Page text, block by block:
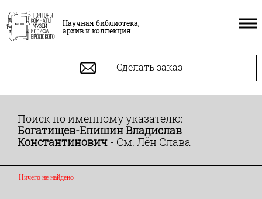
Научная библиотека,
архив и коллекция
Сделать заказ
Поиск по именному указателю:
Богатищев-Епишин Владислав
Константинович - См. Лён Слава
Ничего не найдено